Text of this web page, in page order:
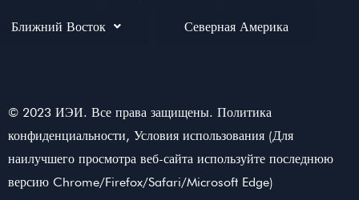
Ближний Восток Северная Америка
© 2023 ИЭИ. Все права защищены. Политика
конфиденциальности, Условия использования (Для
наилучшего просмотра веб-сайта используйте последнюю
версию Chrome/Firefox/Safari/Microsoft Edge)